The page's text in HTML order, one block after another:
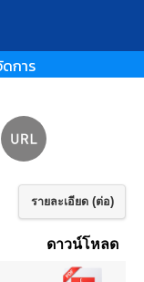
การ
รายละเอียด (ต่อ)
ดาวน์โหลด